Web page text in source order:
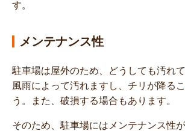
す。
メンテナンス性
駐車場は屋外のため、どうしても汚れて
風雨によって汚れますし、チリが降る
う。また、破損する場合もあります。
そのため、駐車場にはメンテナンス性